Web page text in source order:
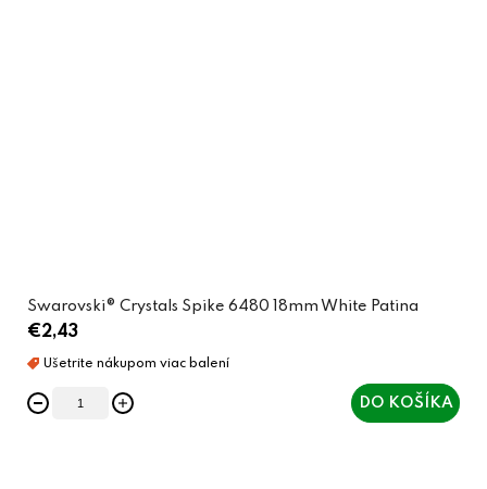
Swarovski® Crystals Spike 6480 18mm White Patina
€2,43
DO KOŠÍKA